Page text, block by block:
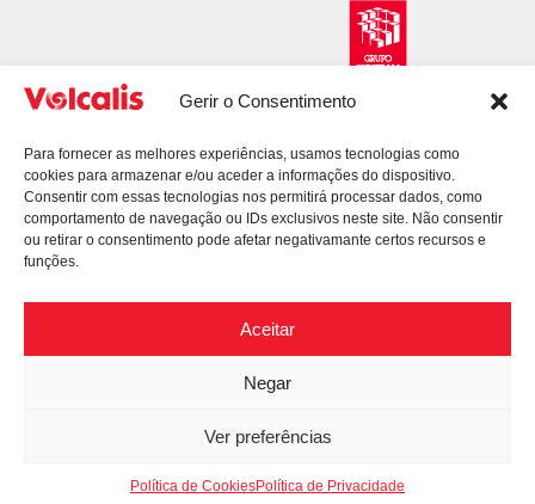
Gerir o Consentimento
Para fornecer as melhores experiências, usamos tecnologias como
cookies para armazenar e/ou aceder a informações do dispositivo.
Consentir com essas tecnologias nos permitirá processar dados, como
comportamento de navegação ou IDs exclusivos neste site. Não consentir
ou retirar o consentimento pode afetar negativamante certos recursos e
funções.
Aceitar
Negar
Ver preferências
Política de CookiesPolítica de Privacidade
© 2026 Volcalis. All Rights Reserved.
Projetos – Apoios
Mapa do Site